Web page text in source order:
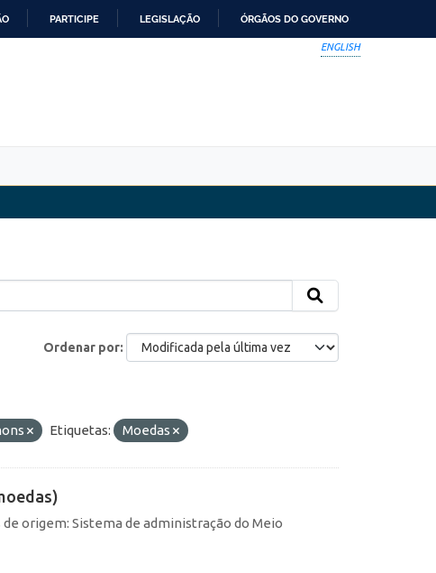
PARTICIPE LEGISLAÇÃO ÓRGÃOS DO GOVERNO
ENGLISH
Ordenar por
Etiquetas: Moedas
origem: Sistema de administração do Meio